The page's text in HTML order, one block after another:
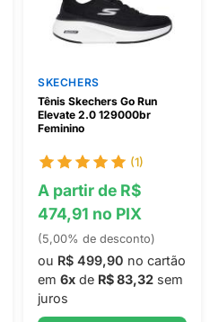
SKECHERS
Tênis Skechers Go Run
Elevate 2.0 129000br
Feminino
(1)
A partir de R$
474,91 no PIX
(5,00% de desconto)
ou R$ 499,90 no cartão
em 6x de R$ 83,32 sem
juros